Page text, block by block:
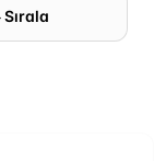
Sırala